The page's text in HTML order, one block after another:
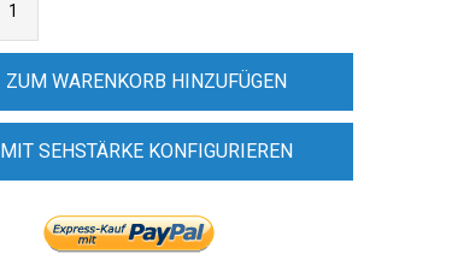
ZUM WARENKORB HINZUFÜGEN
MIT SEHSTÄRKE KONFIGURIEREN